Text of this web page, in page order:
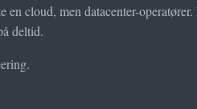
cloud, men datacenter-
deltid.